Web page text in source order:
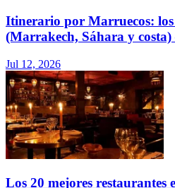
Itinerario por Marruecos: los
(Marrakech, Sáhara y
Jul 12, 2026
Los 20 mejores